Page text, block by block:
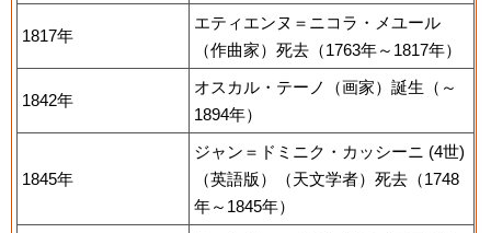
1817年
エティエンヌ＝ニコラ・メユール
（作曲家）死去（1763年～1817年）
1842年
オスカル・テーノ（画家）誕生（～
1894年）
1845年
ジャン＝ドミニク・カッシーニ (4世)
（英語版）（天文学者）死去（1748
年～1845年）